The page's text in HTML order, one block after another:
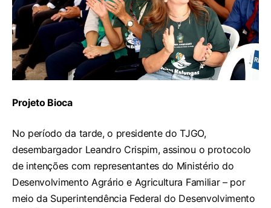
Projeto Bioca
No período da tarde, o presidente do TJGO,
desembargador Leandro Crispim, assinou o protocolo
de intenções com representantes do Ministério do
Desenvolvimento Agrário e Agricultura Familiar – por
meio da Superintendência Federal do Desenvolvimento